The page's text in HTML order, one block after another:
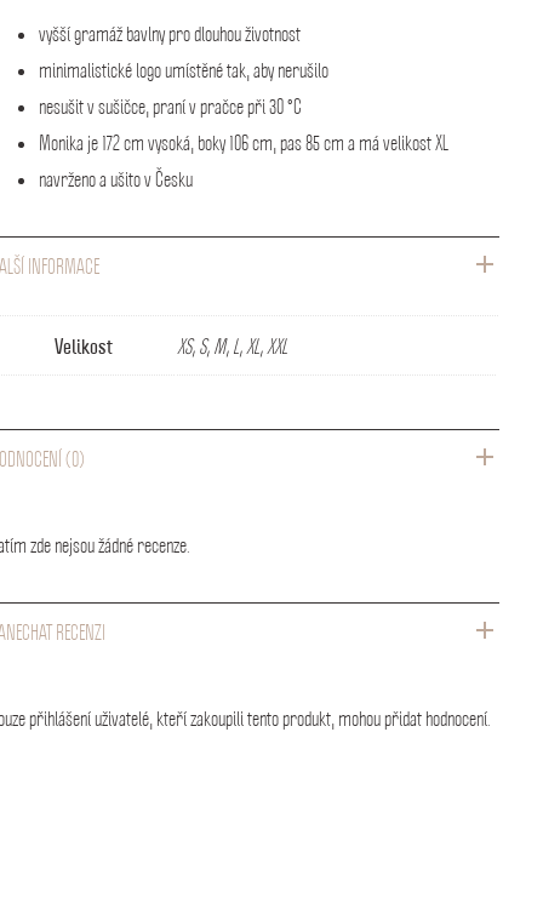
vyšší gramáž bavlny pro dlouhou životnost
minimalistické logo umístěné tak, aby nerušilo
nesušit v sušičce, praní v pračce při 30 °C
Monika je 172 cm vysoká, boky 106 cm, pas 85 cm a má velikost XL
navrženo a ušito v Česku
INFORMACE
Velikost XS, S, M, L, XL, XXL
(0)
zde nejsou žádné recenze.
RECENZI
přihlášení uživatelé, kteří zakoupili tento produkt, mohou přidat hodnocení.